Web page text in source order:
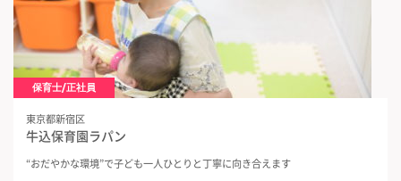
保育士/正社員
東京都新宿区
牛込保育園ラパン
“おだやかな環境”で子ども一人ひとりと丁寧に向き合えます